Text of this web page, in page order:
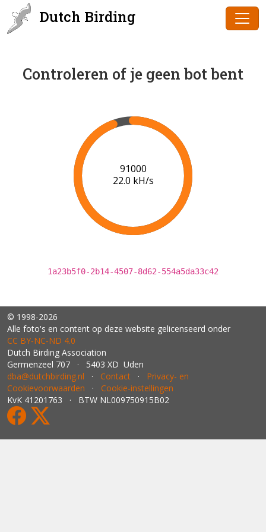
Dutch Birding
Controleren of je geen bot bent
92000
21.2 kH/s
1a23b5f0-2b14-4507-8d62-554a5da33c42
© 1998-2026
Alle foto's en content op deze website gelicenseerd onder
CC BY‑NC‑ND 4.0
Dutch Birding Association
Germenzeel 707 · 5403 XD Uden
dba@dutchbirding.nl · Contact · Privacy- en
Cookievoorwaarden · Cookie-instellingen
KvK 41201763 · BTW NL009750915B02